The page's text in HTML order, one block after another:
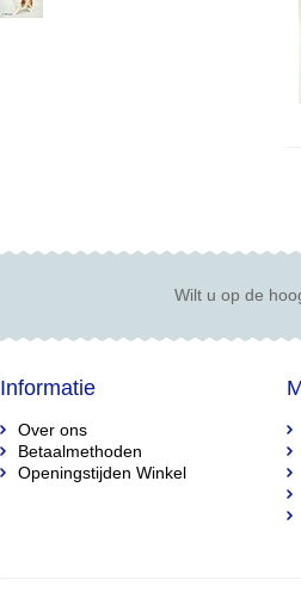
Wilt u op de
Informatie
Over ons
Betaalmethoden
Openingstijden Winkel